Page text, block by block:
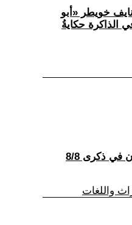
نايف خويطر «أبو
الذاكرة حكايةُ
واللغات